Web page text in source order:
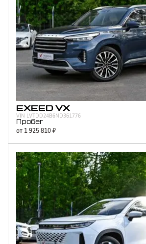
Отправить
Нажимая кнопку “Отправить”, я соглашаюсь на
обработкуперсональных данных
EXEED VX
VIN LVTDD24B6ND361776
Пробег
от 1 925 810₽